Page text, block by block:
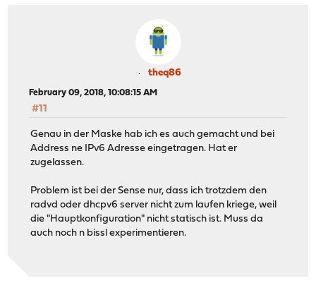
theq86
February 09, 2018, 10:08:15 AM
#11
Genau in der Maske hab ich es auch gemacht und bei
Address ne IPv6 Adresse eingetragen. Hat er
zugelassen.
Problem ist bei der Sense nur, dass ich trotzdem den
radvd oder dhcpv6 server nicht zum laufen kriege, weil
die "Hauptkonfiguration" nicht statisch ist. Muss da
auch noch n bissl experimentieren.